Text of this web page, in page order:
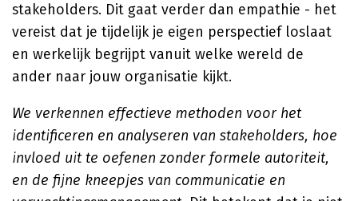
stakeholders. Dit gaat verder dan empathie - het
vereist dat je tijdelijk je eigen perspectief loslaat
en werkelijk begrijpt vanuit welke wereld de
ander naar jouw organisatie kijkt.
We verkennen effectieve methoden voor het
identificeren en analyseren van stakeholders, hoe
invloed uit te oefenen zonder formele autoriteit,
en de fijne kneepjes van communicatie en